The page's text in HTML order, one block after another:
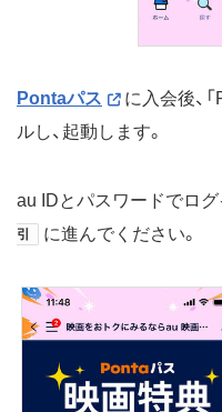
Pontaパス
に入会後、
ルし、起動します。
au IDとパスワードでロ
引 に進んでください。